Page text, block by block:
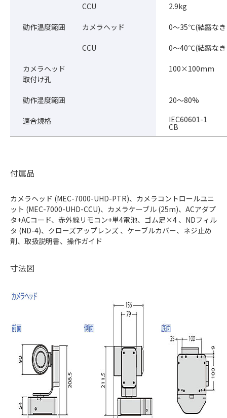
CCU 2.9kg
動作温度範囲 カメラヘッド 0～35℃(結露な
CCU 0～40℃(結露な
カメラヘッド
取付け孔
100×100mm
動作湿度範囲 20～80%
適合規格 IEC60601-1
CB
付属品
カメラヘッド (MEC-7000-UHD-PTR)、カメラコントロールユニ
ット (MEC-7000-UHD-CCU)、カメラケーブル (25m)、ACアダプ
タ+ACコード、赤外線リモコン+単4電池、ゴム足×4 、NDフィル
タ (ND-4)、クローズアップレンズ 、ケーブルカバー、ネジ止め
剤、取扱説明書、操作ガイド
寸法図